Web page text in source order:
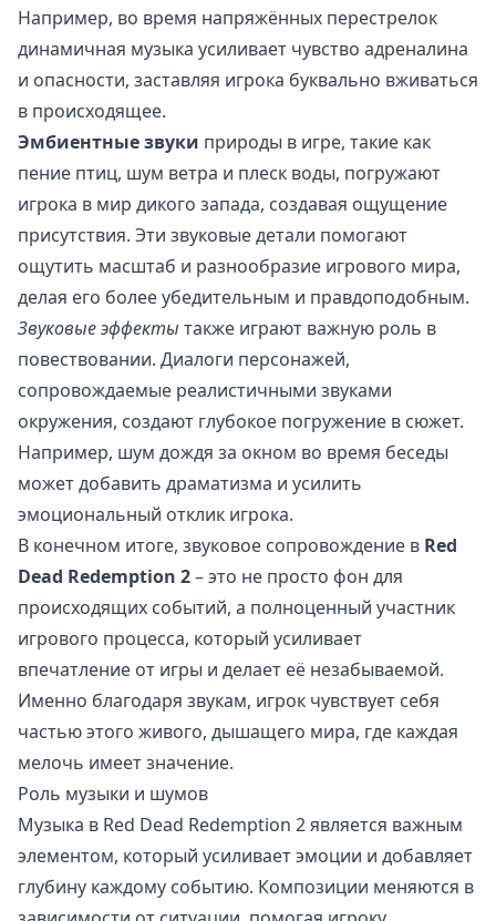
Например, во время напряжённых перестрелок
динамичная музыка усиливает чувство адреналина
и опасности, заставляя игрока буквально вживаться
в происходящее.
Эмбиентные звуки природы в игре, такие как
пение птиц, шум ветра и плеск воды, погружают
игрока в мир дикого запада, создавая ощущение
присутствия. Эти звуковые детали помогают
ощутить масштаб и разнообразие игрового мира,
делая его более убедительным и правдоподобным.
Звуковые эффекты также играют важную роль в
повествовании. Диалоги персонажей,
сопровождаемые реалистичными звуками
окружения, создают глубокое погружение в сюжет.
Например, шум дождя за окном во время беседы
может добавить драматизма и усилить
эмоциональный отклик игрока.
В конечном итоге, звуковое сопровождение в Red
Dead Redemption 2– это не просто фон для
происходящих событий, а полноценный участник
игрового процесса, который усиливает
впечатление от игры и делает её незабываемой.
Именно благодаря звукам, игрок чувствует себя
частью этого живого, дышащего мира, где каждая
мелочь имеет значение.
Роль музыки и шумов
Музыка в Red Dead Redemption 2 является важным
элементом, который усиливает эмоции и добавляет
глубину каждому событию. Композиции меняются в